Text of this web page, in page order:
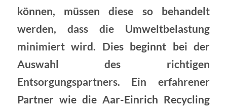
können, müssen diese so behandelt
werden, dass die Umweltbelastung
minimiert wird. Dies beginnt bei der
Auswahl des richtigen
Entsorgungspartners. Ein erfahrener
Partner wie die Aar-Einrich Recycling